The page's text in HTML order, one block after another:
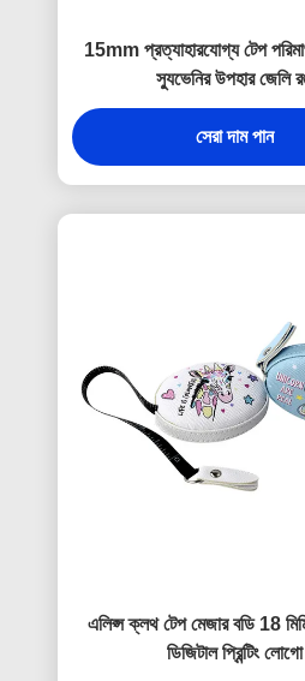
15mm প্রত্যাহারযোগ্য টেপ
স্যুভেনির উপহার জেলি
সেরা দাম পান
এলিপ্স ক্লথ টেপ মেজার বডি 18
ডিজিটাল প্রিন্টিং লোগো